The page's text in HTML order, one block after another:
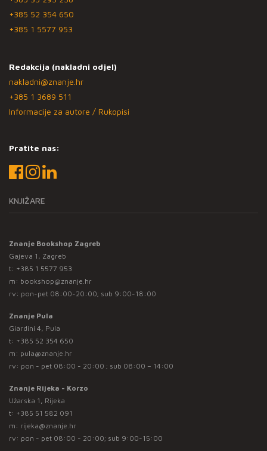
+385 52 354 650
+385 1 5577 953
Redakcija (nakladni odjel)
nakladni@znanje.hr
+385 1 3689 511
Informacije za autore / Rukopisi
Pratite nas:
KNJIŽARE
Znanje Bookshop Zagreb
Gajeva 1, Zagreb
t: +385 1 5577 953
m: bookshop@znanje.hr
rv: pon-pet 08:00-20:00; sub 9:00-18:00
Znanje Pula
Giardini 4, Pula
t: +385 52 354 650
m: pula@znanje.hr
rv: pon - pet 08:00 - 20:00 ; sub 08:00 – 14:00
Znanje Rijeka - Korzo
Užarska 1, Rijeka
t: +385 51 582 091
m: rijeka@znanje.hr
rv: pon - pet 08:00 - 20:00; sub 9:00-15:00